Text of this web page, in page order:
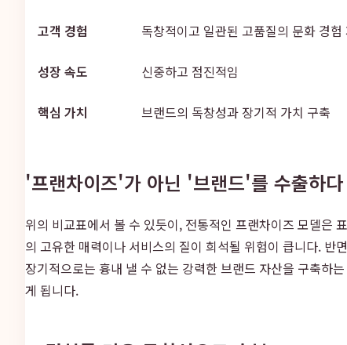
고객 경험 독창적이고 일관된 고품질의 문화 경험
성장 속도 신중하고 점진적임
핵심 가치 브랜드의 독창성과 장기적 가치 구축
'프랜차이즈'가 아닌 '브랜드'를 수출하다
위의 비교표에서 볼 수 있듯이, 전통적인 프랜차이즈 모델은
의 고유한 매력이나 서비스의 질이 희석될 위험이 큽니다.
장기적으로는 흉내 낼 수 없는 강력한 브랜드 자산을 구축하
게 됩니다.